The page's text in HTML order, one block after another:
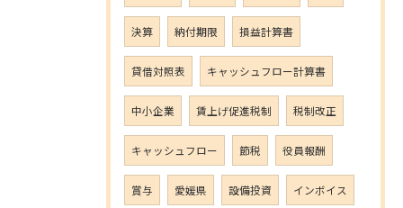
決算 納付期限 損益計算書
貸借対照表 キャッシュフロー計算書
中小企業 賃上げ促進税制 税制改正
キャッシュフロー 節税 役員報酬
賞与 愛媛県 設備投資 インボイス